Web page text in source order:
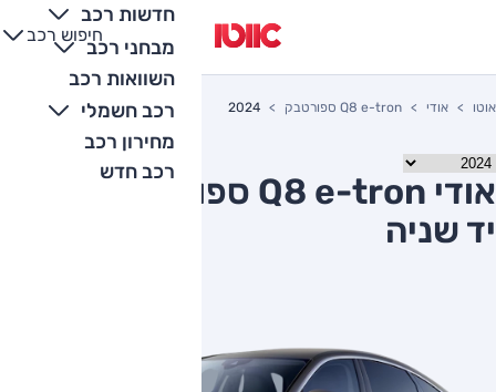
חדשות רכב
מבחני רכב
השוואות רכב
רכב חשמלי
מחירון רכב
רכב חדש
חיפוש רכב
+
-
אוטו אודי Q8 e-tron ספורטבק 2024
יד שניה